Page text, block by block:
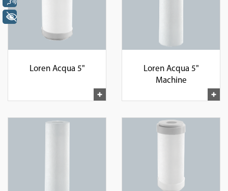
Loren Acqua 5"
Loren Acqua 5"
Machine